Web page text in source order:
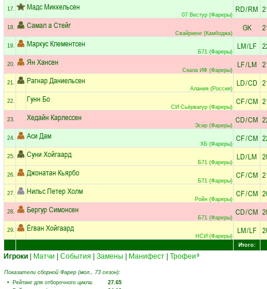
17. Мадс Миккельсен
07 Вестур (Фареры)
RD/RM
18. Самал а Стейг
Свайриенг (Камбоджа)
GK
19. Маркус Клементсен
Б71 (Фареры)
LM/LF
20. Ян Хансен
Скала ИФ (Фареры)
LF/LM
21. Рагнар Даниельсен
Алания (Россия)
LD/CD
22. Гунн Бо
СИ Сьёрвагур (Фареры)
CF/CM
23. Хедайн Карлессен
Эсир (Фареры)
CD/CM
24. Аси Дам
ХБ (Фареры)
CF/CM
25. Суни Хойгаард
Б71 (Фареры)
LD/LM
26. Джонатан Кьярбо
Б71 (Фареры)
CF/CM
27. Нильс Петер Холм
Ройн (Фареры)
CF/CM
28. Бергур Симонсен
Б71 (Фареры)
CD/CM
29. Ёгван Хойгаард
НСИ (Фареры)
LM/LF
Итого:
Игроки Матчи События Замены Манифест Трофеи 9
Показатели сборной Фарер (мол., 73 сезон):
• Рейтинг для отборочного цикла:
27.65